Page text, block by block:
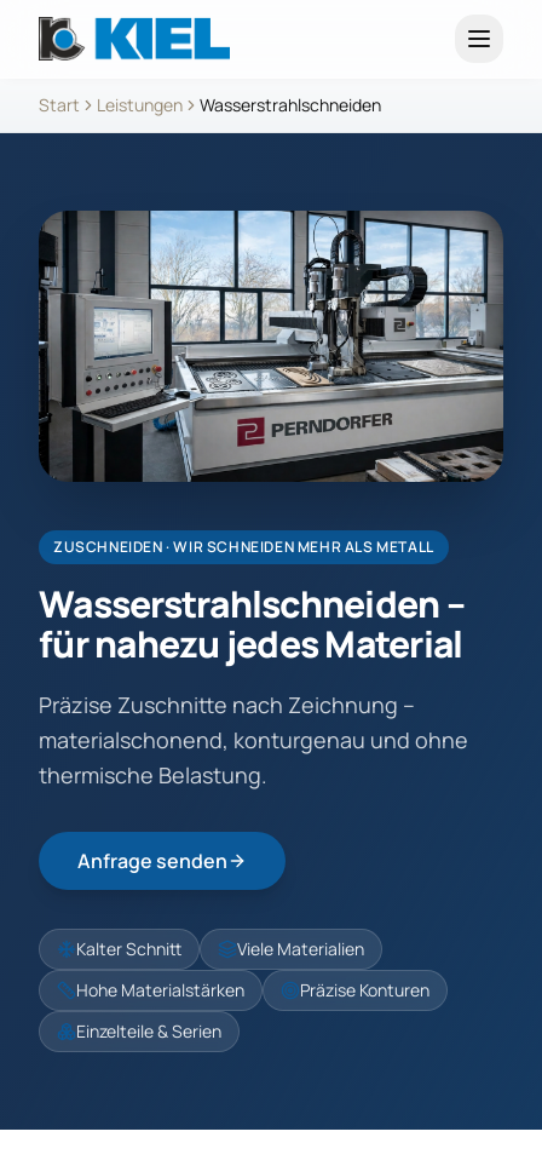
Start Leistungen Wasserstrahlschneiden
ZUSCHNEIDEN · WIR SCHNEIDEN MEHR ALS METALL
Wasserstrahlschneiden –
für nahezu jedes Material
Präzise Zuschnitte nach Zeichnung –
materialschonend, konturgenau und ohne
thermische Belastung.
Anfrage senden
Kalter Schnitt
Viele Materialien
Hohe Materialstärken
Präzise Konturen
Einzelteile & Serien